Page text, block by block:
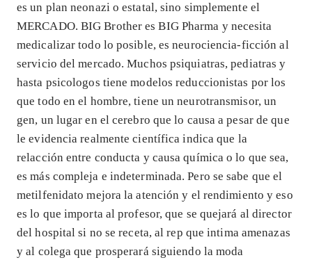
es un plan neonazi o estatal, sino simplemente el
MERCADO. BIG Brother es BIG Pharma y necesita
medicalizar todo lo posible, es neurociencia-ficción al
servicio del mercado. Muchos psiquiatras, pediatras y
hasta psicologos tiene modelos reduccionistas por los
que todo en el hombre, tiene un neurotransmisor, un
gen, un lugar en el cerebro que lo causa a pesar de que
le evidencia realmente científica indica que la
relacción entre conducta y causa química o lo que sea,
es más compleja e indeterminada. Pero se sabe que el
metilfenidato mejora la atención y el rendimiento y eso
es lo que importa al profesor, que se quejará al director
del hospital si no se receta, al rep que intima amenazas
y al colega que prosperará siguiendo la moda